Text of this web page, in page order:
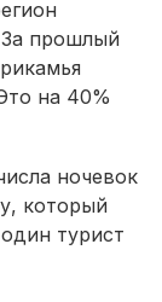
прошлый
на 40%
ночевок
который
турист